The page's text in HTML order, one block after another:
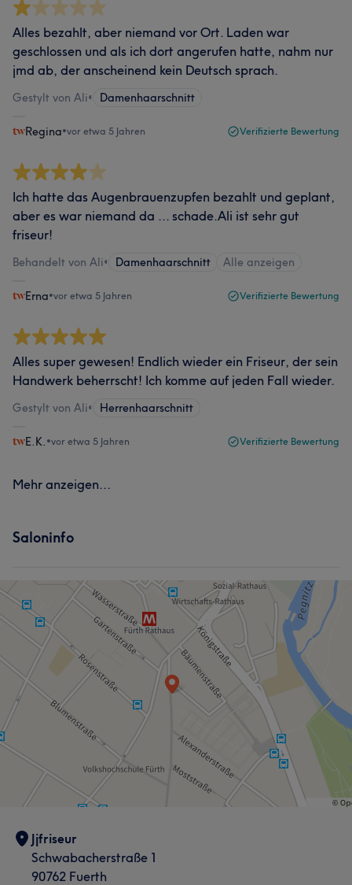
Alles bezahlt, aber niemand vor Ort. Laden war
geschlossen und als ich dort angerufen hatte, nahm nur
jmd ab, der anscheinend kein Deutsch sprach.
Gestylt von Ali• Damenhaarschnitt
Regina•vor etwa 5 Jahren Verifizierte Bewertung
Ich hatte das Augenbrauenzupfen bezahlt und geplant,
aber es war niemand da ... schade.Ali ist sehr gut
friseur!
Behandelt von Ali• Damenhaarschnitt Alle anzeigen
Erna•vor etwa 5 Jahren Verifizierte Bewertung
Alles super gewesen! Endlich wieder ein Friseur, der sein
Handwerk beherrscht! Ich komme auf jeden Fall wieder.
Gestylt von Ali• Herrenhaarschnitt
E.K. •vor etwa 5 Jahren Verifizierte Bewertung
Mehr anzeigen...
Saloninfo
Jjfriseur
Schwabacherstraße 1
90762 Fuerth